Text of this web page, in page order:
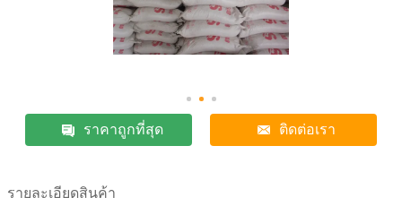
ราคาถูกที่สุด ติดต่อเรา
รายละเอียดสินค้า